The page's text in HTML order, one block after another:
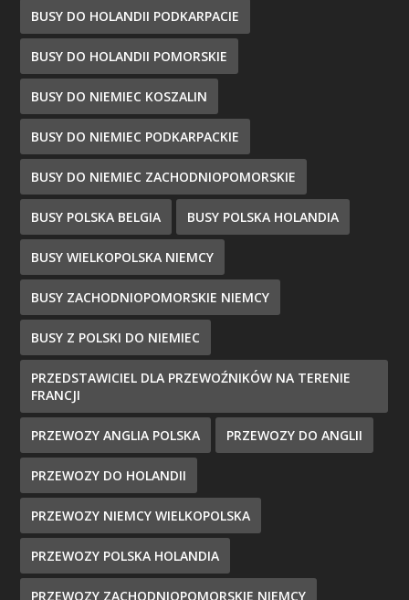
BUSY DO HOLANDII PODKARPACIE
BUSY DO HOLANDII POMORSKIE
BUSY DO NIEMIEC KOSZALIN
BUSY DO NIEMIEC PODKARPACKIE
BUSY DO NIEMIEC ZACHODNIOPOMORSKIE
BUSY POLSKA BELGIA BUSY POLSKA HOLANDIA
BUSY WIELKOPOLSKA NIEMCY
BUSY ZACHODNIOPOMORSKIE NIEMCY
BUSY Z POLSKI DO NIEMIEC
PRZEDSTAWICIEL DLA PRZEWOŹNIKÓW NA TERENIE
FRANCJI
PRZEWOZY ANGLIA POLSKA PRZEWOZY DO ANGLII
PRZEWOZY DO HOLANDII
PRZEWOZY NIEMCY WIELKOPOLSKA
PRZEWOZY POLSKA HOLANDIA
PRZEWOZY ZACHODNIOPOMORSKIE NIEMCY